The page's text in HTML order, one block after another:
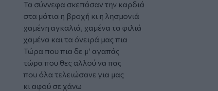
Τα σύννεφα σκεπάσαν την καρδιά
στα μάτια η βροχή κι η λησμονιά
χαμένη αγκαλιά, χαμένα τα φιλιά
χαμένα και τα όνειρά μας πια
Τώρα που πια δε μ’ αγαπάς
τώρα που θες αλλού να πας
που όλα τελειώσανε για μας
κι αφού σε χάνω